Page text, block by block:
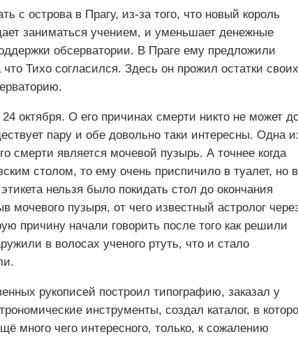
с острова в Прагу, из-за того, что новый король
заниматься учением, и уменьшает денежные
обсерватории. В Праге ему предложили
Тихо согласился. Здесь он прожил остатки своих
октября. О его причинах смерти никто не может
пару и обе довольно таки интересны. Одна
смерти является мочевой пузырь. А точнее когда
столом, то ему очень приспичило в туалет, но в
нельзя было покидать стол до окончания
мочевого пузыря, от чего известный астролог
причину начали говорить после того как решили
в волосах ученого ртуть, что и стало
рукописей построил типографию, заказал у
инструменты, создал каталог, в
много чего интересного, только, к сожалению